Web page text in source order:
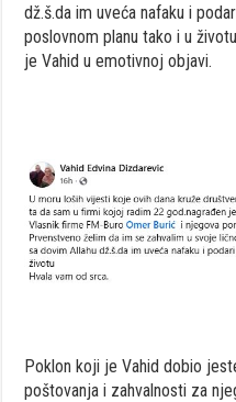
dž.š.da im uveća nafaku i
poslovnom planu tako i u
je Vahid u emotivnoj objavi.
Poklon koji je Vahid dobio
poštovanja i zahvalnosti za